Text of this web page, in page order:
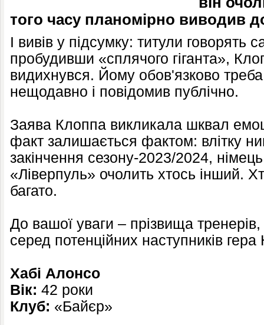
того часу планомірно виводив
І вивів у підсумку: титули говорять
пробудивши «сплячого гіганта»,
видихнувся. Йому обов'язково
нещодавно і повідомив публічно.
Заява Клоппа викликала шквал
факт залишається фактом: влітку
закінчення сезону-2023/2024,
«Ліверпуль» очолить хтось інший.
багато.
До вашої уваги – прізвища
серед потенційних наступників
Хабі Алонсо
Вік: 42 роки
Клуб: «Байєр»